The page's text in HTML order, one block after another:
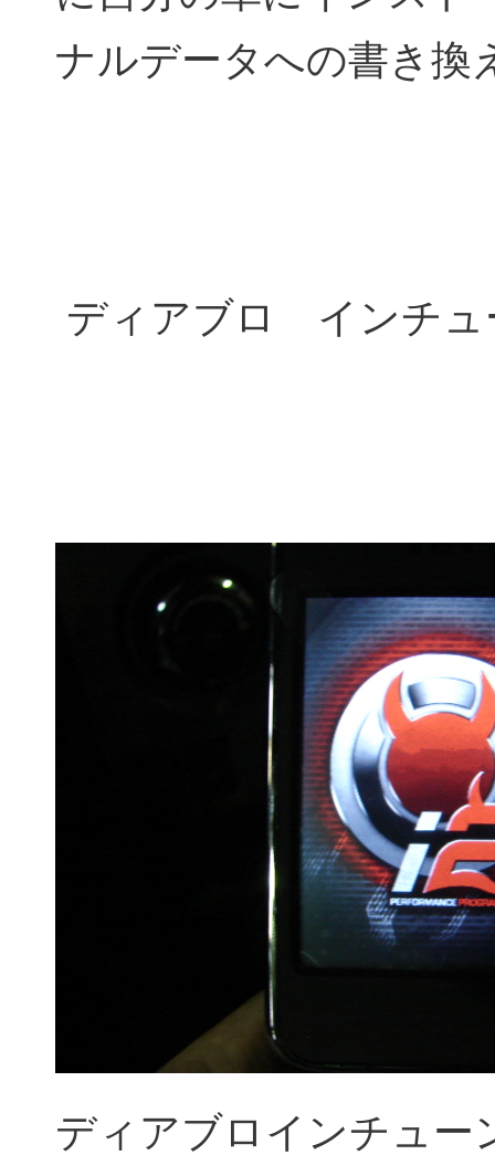
ナルデータへの書き換
ディアブロ インチ
ディアブロインチュ